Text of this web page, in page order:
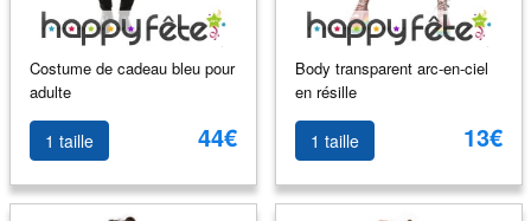
Costume de cadeau bleu pour
adulte
1 taille 44€
Body transparent arc-en-ciel
en résille
1 taille 13€